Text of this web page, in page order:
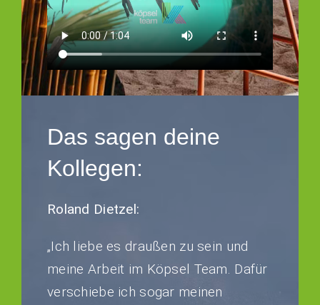
Das sagen deine
Kollegen:
Roland Dietzel:
„Ich liebe es draußen zu sein und
meine Arbeit im Köpsel Team. Dafür
verschiebe ich sogar meinen